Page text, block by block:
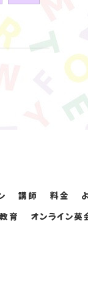
講師 料金
育
オンライン英